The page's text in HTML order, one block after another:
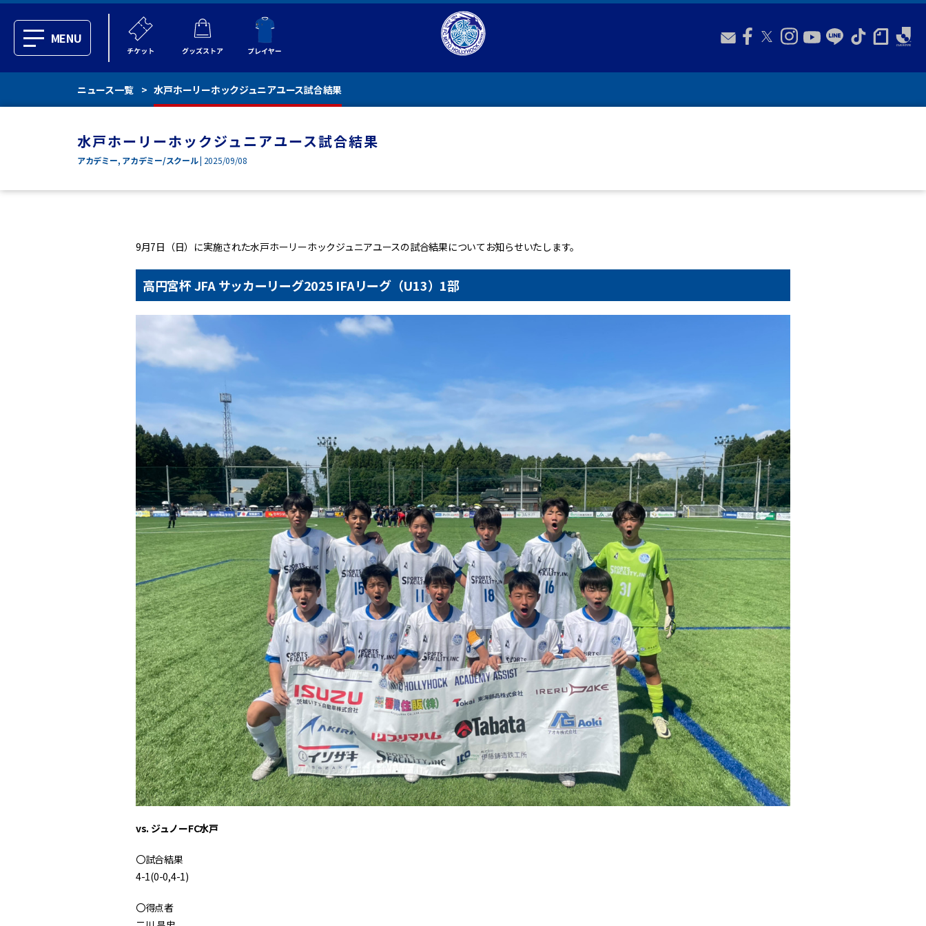
MENU
ニュース一覧 水戸ホーリーホックジュニアユース試合結果
水戸ホーリーホックジュニアユース試合結果
アカデミー, アカデミー/スクール| 2025/09/08
9月7日（日）に実施された水戸ホーリーホックジュニアユースの試合結果についてお知らせいたします。
高円宮杯 JFA サッカーリーグ2025 IFAリーグ（U13）1部
vs. ジュノーFC水戸
〇試合結果
4-1(0-0,4-1)
〇得点者